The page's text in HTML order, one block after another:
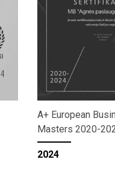
A+ European
Masters 2020-
2024